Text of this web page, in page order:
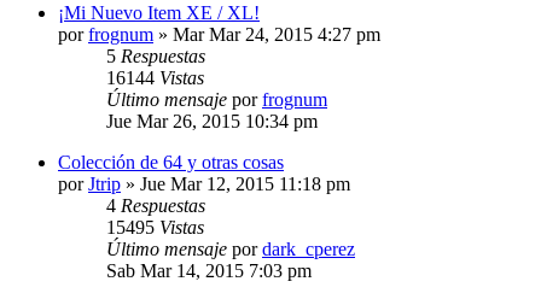
¡Mi Nuevo Item XE / XL!
porfrognum » Mar Mar 24, 2015 4:27 pm
5 Respuestas
16144 Vistas
Último mensaje porfrognum
Jue Mar 26, 2015 10:34 pm
Colección de 64 y otras cosas
porJtrip » Jue Mar 12, 2015 11:18 pm
4 Respuestas
15495 Vistas
Último mensaje pordark_cperez
Sab Mar 14, 2015 7:03 pm